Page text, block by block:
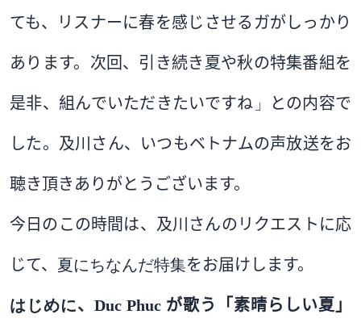
ても、リスナーに春を感じさせるガがしっかり
あります。次回、引き続き夏や秋の特集番組を
是非、組んでいただきたいですね 」 との内容で
した。 及川 さん、いつもベトナムの声放送をお
聴き頂きありがとうございます。
今日のこの時間は、 及川 さんのリクエストに応
じて、 夏にちなんだ特集をお届けします。
はじめに、 Duc Phuc が歌う「素晴らしい夏」